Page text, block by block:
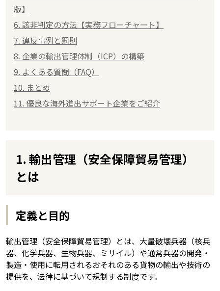
版】
6. 該非判定の方法【実務フローチャート】
7. 違反事例と罰則
8. 企業の輸出管理体制（ICP）の構築
9. よくある質問（FAQ）
10. まとめ
11. 優良な海外進出サポート企業をご紹介
1. 輸出管理（安全保障貿易管理）
とは
定義と目的
輸出管理（安全保障貿易管理）とは、大量破壊兵器（核兵
器、化学兵器、生物兵器、ミサイル）や通常兵器の開発・
製造・使用に転用されるおそれのある貨物の輸出や技術の
提供を、法律に基づいて規制する制度です。